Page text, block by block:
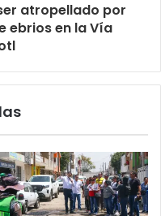
atropellado por
ebrios en la Vía